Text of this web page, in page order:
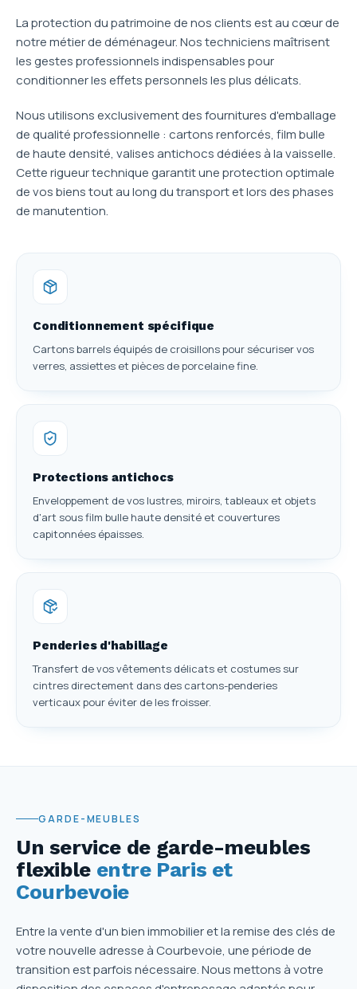
La protection du patrimoine de nos clients est au cœur de
notre métier de déménageur. Nos techniciens maîtrisent
les gestes professionnels indispensables pour
conditionner les effets personnels les plus délicats.
Nous utilisons exclusivement des fournitures d'emballage
de qualité professionnelle : cartons renforcés, film bulle
de haute densité, valises antichocs dédiées à la vaisselle.
Cette rigueur technique garantit une protection optimale
de vos biens tout au long du transport et lors des phases
de manutention.
Conditionnement spécifique
Cartons barrels équipés de croisillons pour sécuriser vos
verres, assiettes et pièces de porcelaine fine.
Protections antichocs
Enveloppement de vos lustres, miroirs, tableaux et objets
d'art sous film bulle haute densité et couvertures
capitonnées épaisses.
Penderies d'habillage
Transfert de vos vêtements délicats et costumes sur
cintres directement dans des cartons-penderies
verticaux pour éviter de les froisser.
GARDE-MEUBLES
Un service de garde-meubles
flexible entre Paris et
Courbevoie
Entre la vente d'un bien immobilier et la remise des clés de
votre nouvelle adresse à Courbevoie, une période de
transition est parfois nécessaire. Nous mettons à votre